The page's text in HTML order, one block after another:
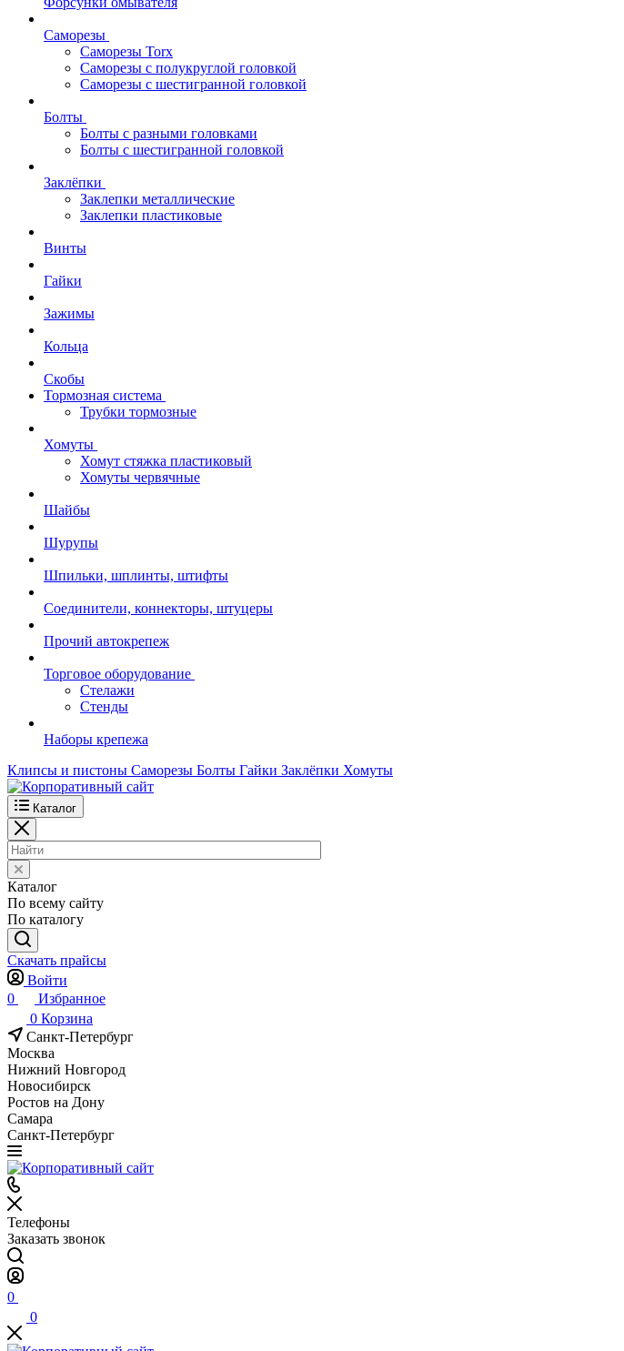
Саморезы
Саморезы Torx
Саморезы с полукруглой головкой
Саморезы с шестигранной головкой
Болты
Болты с разными головками
Болты с шестигранной головкой
Заклёпки
Заклепки металлические
Заклепки пластиковые
Винты
Гайки
Зажимы
Кольца
Скобы
Тормозная система
Трубки тормозные
Хомуты
Хомут стяжка пластиковый
Хомуты червячные
Шайбы
Шурупы
Шпильки, шплинты, штифты
Соединители, коннекторы, штуцеры
Прочий автокрепеж
Торговое оборудование
Стелажи
Стенды
Наборы крепежа
Клипсы и пистоны Саморезы Болты Гайки Заклёпки Хомуты
Каталог
Каталог
По всему сайту
По каталогу
Скачать прайсы
Войти
0
Избранное
0 Корзина
Санкт-Петербург
Москва
Нижний Новгород
Новосибирск
Ростов на Дону
Самара
Санкт-Петербург
Телефоны
Заказать звонок
0
0